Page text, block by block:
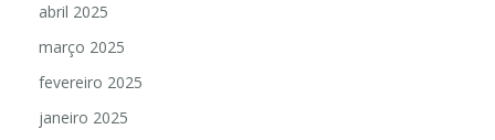
abril 2025
março 2025
fevereiro 2025
janeiro 2025